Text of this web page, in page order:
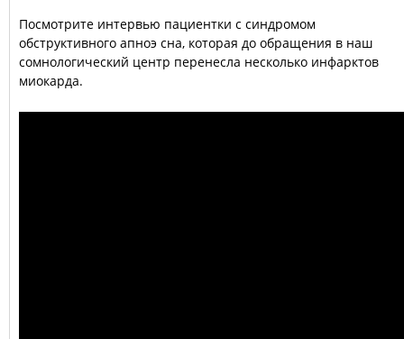
Посмотрите интервью пациентки с синдромом
обструктивного апноэ сна, которая до обращения в наш
сомнологический центр перенесла несколько инфарктов
миокарда.